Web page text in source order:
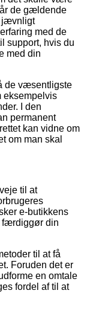
de gældende
jævnligt
med de
support, hvis du
med din
de væsentligste
eksempelvis
I den
permanent
kan vidne om
om man skal
til at
e-butikkens
færdiggør din
til at få
Foruden det er
en omtale
fordel af til at